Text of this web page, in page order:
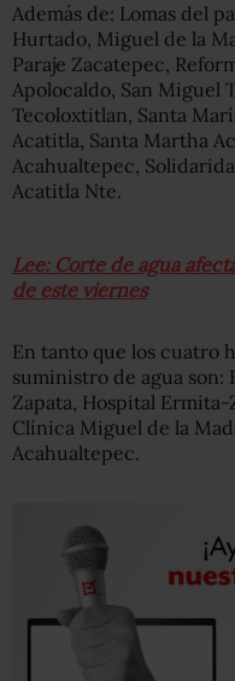
Además de: Lomas del
Hurtado, Miguel de la
Paraje Zacatepec,
Apolocaldo, San Miguel
Tecoloxtitlan, Santa
Acatitla, Santa Martha
Acahualtepec,
Acatitla Nte.
Lee: Corte de agua
de este viernes
En tanto que los cuatro
suministro de agua
Zapata, Hospital Ermita-
Clínica Miguel de la
Acahualtepec.